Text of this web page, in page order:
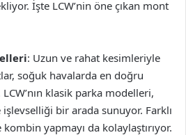
İşte LCW’nin öne çıkan mont
: Uzun ve rahat kesimleriyle
soğuk havalarda en doğru
klasik parka modelleri,
işlevselliği bir arada sunuyor. Farklı
yapmayı da kolaylaştırıyor.